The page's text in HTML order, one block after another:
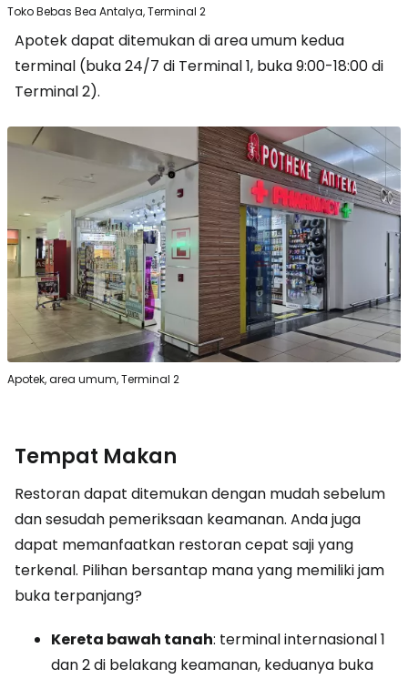
Toko Bebas Bea Antalya, Terminal 2
Apotek dapat ditemukan di area umum kedua
terminal (buka 24/7 di Terminal 1, buka 9:00-18:00 di
Terminal 2).
Apotek, area umum, Terminal 2
Tempat Makan
Restoran dapat ditemukan dengan mudah sebelum
dan sesudah pemeriksaan keamanan. Anda juga
dapat memanfaatkan restoran cepat saji yang
terkenal. Pilihan bersantap mana yang memiliki jam
buka terpanjang?
Kereta bawah tanah: terminal internasional 1
dan 2 di belakang keamanan, keduanya buka